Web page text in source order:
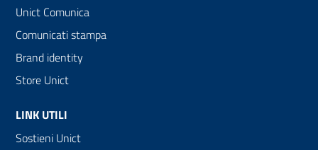
Unict Comunica
Comunicati stampa
Brand identity
Store Unict
LINK UTILI
Sostieni Unict